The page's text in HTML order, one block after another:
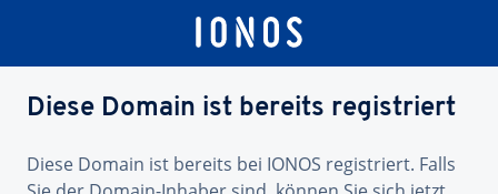
Diese Domain ist bereits registriert
Diese Domain ist bereits bei IONOS registriert. Falls